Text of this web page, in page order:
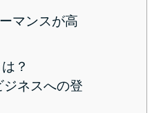
マンスが高
？
ネスへの登